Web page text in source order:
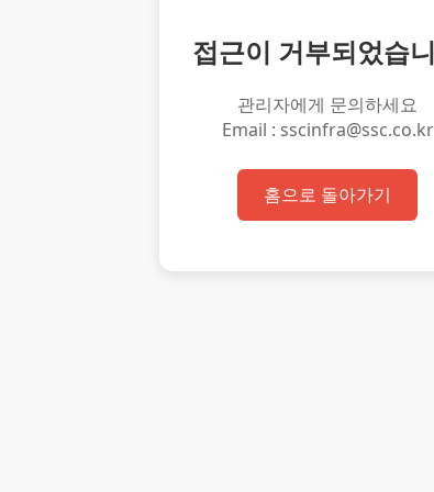
접근이 거부되었습
관리자에게 문의하세요
Email : sscinfra@ssc.co.kr
홈으로 돌아가기